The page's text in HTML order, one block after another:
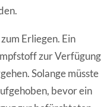
Erliegen. Ein
zur Verfügung
Solange müsste
bevor ein